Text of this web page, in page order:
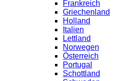
Frankreich
Griechenland
Holland
Italien
Lettland
Norwegen
Österreich
Portugal
Schottland